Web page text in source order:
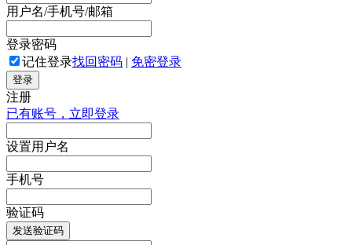
用户名/手机号/邮箱
登录密码
记住登录找回密码 | 免密登录
登录
注册
已有账号，立即登录
设置用户名
手机号
验证码
发送验证码